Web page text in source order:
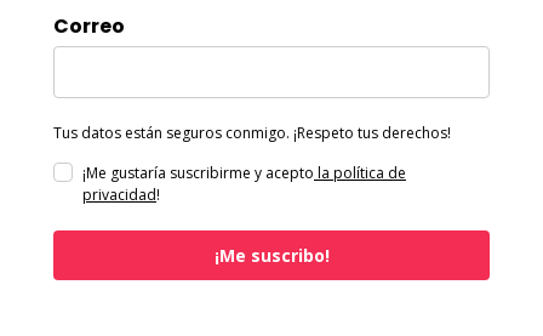
Correo
Tus datos están seguros conmigo. ¡Respeto tus derechos!
¡Me gustaría suscribirme y acepto la política de
privacidad!
¡Me suscribo!